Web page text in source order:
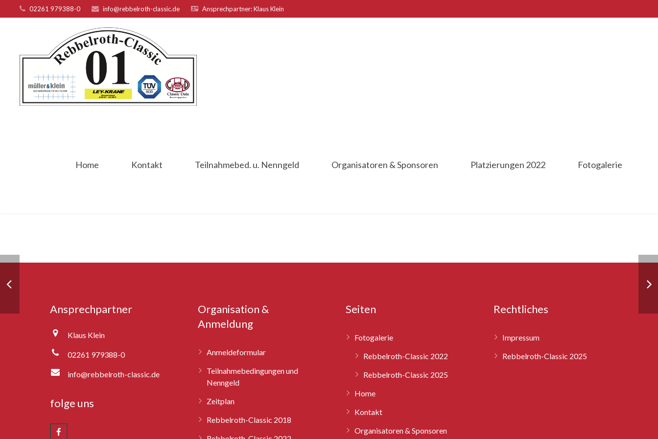
02261 979388-0 info@rebbelroth-classic.de Ansprechpartner: Klaus Klein
Home Kontakt Teilnahmebed. u. Nenngeld Organisatoren & Sponsoren Platzierungen 2022 Fotogalerie
Ansprechpartner
Klaus Klein
02261 979388-0
info@rebbelroth-classic.de
folge uns
Organisation &
Anmeldung
Anmeldeformular
Teilnahmebedingungen und
Nenngeld
Zeitplan
Rebbelroth-Classic 2018
Seiten
Fotogalerie
Rebbelroth-Classic 2022
Rebbelroth-Classic 2025
Home
Kontakt
Organisatoren & Sponsoren
Rechtliches
Impressum
Rebbelroth-Classic 2025